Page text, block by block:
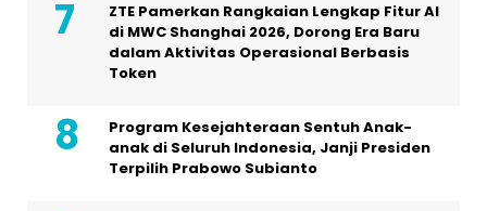
ZTE Pamerkan Rangkaian Lengkap Fitur AI
di MWC Shanghai 2026, Dorong Era Baru
dalam Aktivitas Operasional Berbasis
Token
Program Kesejahteraan Sentuh Anak-
anak di Seluruh Indonesia, Janji Presiden
Terpilih Prabowo Subianto